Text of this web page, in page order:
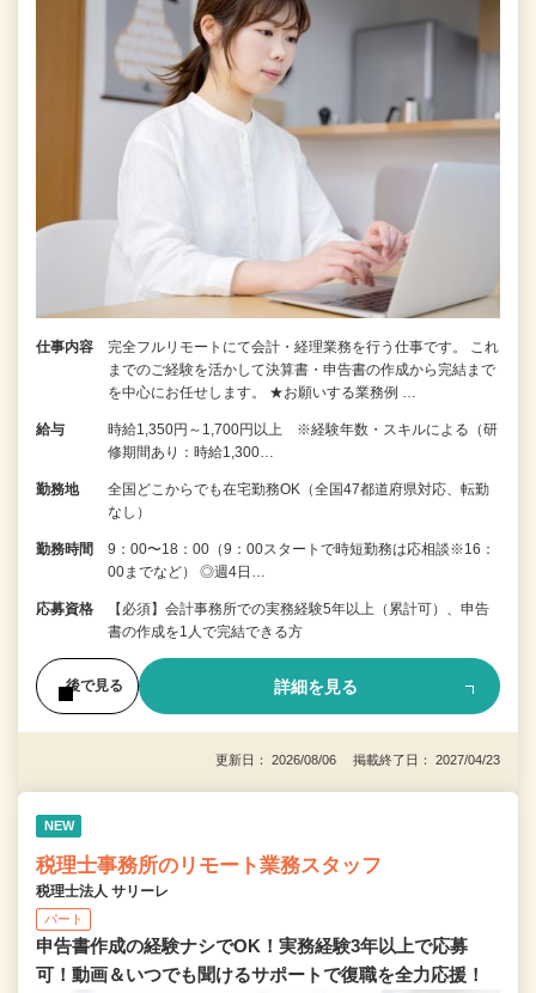
仕事内容
完全フルリモートにて会計・経理業務を行う仕事です。 これ
までのご経験を活かして決算書・申告書の作成から完結まで
を中⼼にお任せします。 ★お願いする業務例 …
給与
時給1,350円～1,700円以上 ※経験年数・スキルによる（研
修期間あり：時給1,300…
勤務地
全国どこからでも在宅勤務OK（全国47都道府県対応、転勤
なし）
勤務時間
9：00〜18：00（9：00スタートで時短勤務は応相談※16：
00までなど） ◎週4日…
応募資格
【必須】会計事務所での実務経験5年以上（累計可）、申告
書の作成を1人で完結できる方
後で見る 詳細を見る
更新日： 2026/08/06 掲載終了日： 2027/04/23
NEW
税理士事務所のリモート業務スタッフ
税理士法人 サリーレ
パート
申告書作成の経験ナシでOK！実務経験3年以上で応募
可！動画＆いつでも聞けるサポートで復職を全⼒応援！